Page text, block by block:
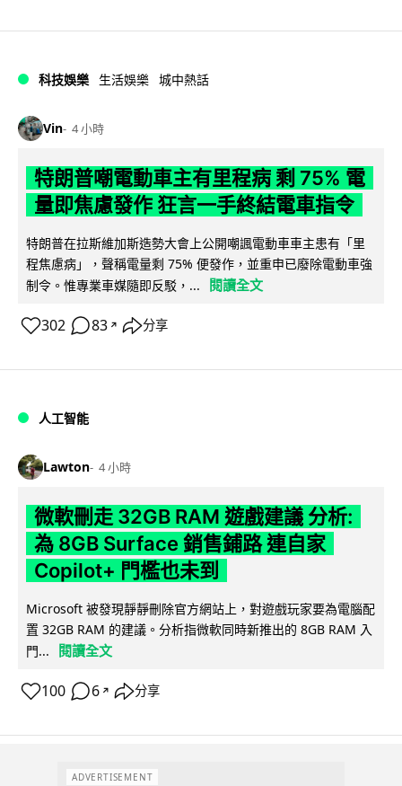
科技娛樂 生活娛樂 城中熱話
Vin 4 小時
特朗普嘲電動車主有里程病 剩 75% 電
量即焦慮發作 狂言一手終結電車指令
特朗普在拉斯維加斯造勢大會上公開嘲諷電動車車主患有「里
程焦慮病」，聲稱電量剩 75% 便發作，並重申已廢除電動車強
制令。惟專業車媒隨即反駁，...
閱讀全文
302 83 ↗ 分享
人工智能
Lawton 4 小時
微軟刪走 32GB RAM 遊戲建議 分析:
為 8GB Surface 銷售鋪路 連自家
Copilot+ 門檻也未到
Microsoft 被發現靜靜刪除官方網站上，對遊戲玩家要為電腦配
置 32GB RAM 的建議。分析指微軟同時新推出的 8GB RAM 入
門...
閱讀全文
100 6 ↗ 分享
ADVERTISEMENT